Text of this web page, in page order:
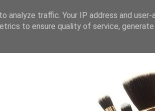
analyze traffic. Your IP address and user-
to ensure quality of service, generate